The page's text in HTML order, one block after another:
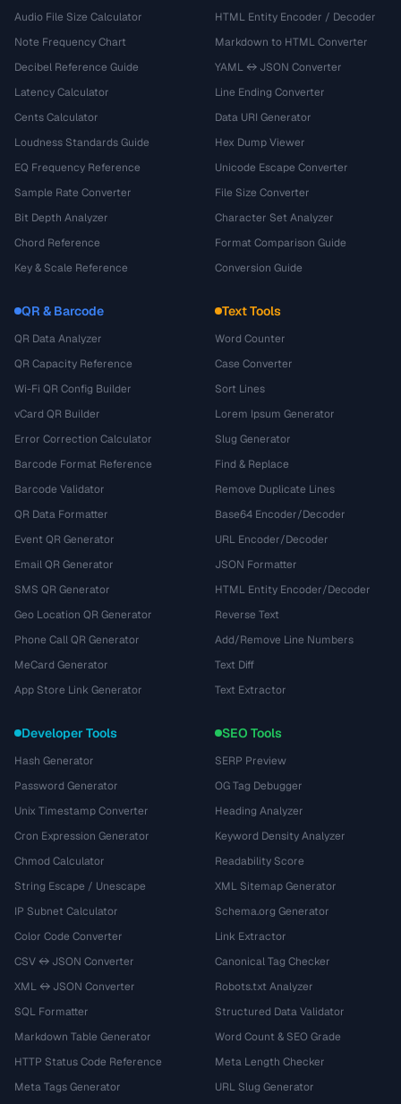
Audio File Size Calculator
Note Frequency Chart
Decibel Reference Guide
Latency Calculator
Cents Calculator
Loudness Standards Guide
EQ Frequency Reference
Sample Rate Converter
Bit Depth Analyzer
Chord Reference
Key & Scale Reference
HTML Entity Encoder / Decoder
Markdown to HTML Converter
YAML ↔ JSON Converter
Line Ending Converter
Data URI Generator
Hex Dump Viewer
Unicode Escape Converter
File Size Converter
Character Set Analyzer
Format Comparison Guide
Conversion Guide
QR & Barcode
QR Data Analyzer
QR Capacity Reference
Wi-Fi QR Config Builder
vCard QR Builder
Error Correction Calculator
Barcode Format Reference
Barcode Validator
QR Data Formatter
Event QR Generator
Email QR Generator
SMS QR Generator
Geo Location QR Generator
Phone Call QR Generator
MeCard Generator
App Store Link Generator
Text Tools
Word Counter
Case Converter
Sort Lines
Lorem Ipsum Generator
Slug Generator
Find & Replace
Remove Duplicate Lines
Base64 Encoder/Decoder
URL Encoder/Decoder
JSON Formatter
HTML Entity Encoder/Decoder
Reverse Text
Add/Remove Line Numbers
Text Diff
Text Extractor
Developer Tools
Hash Generator
Password Generator
Unix Timestamp Converter
Cron Expression Generator
Chmod Calculator
String Escape / Unescape
IP Subnet Calculator
Color Code Converter
CSV ↔ JSON Converter
XML ↔ JSON Converter
SQL Formatter
Markdown Table Generator
HTTP Status Code Reference
Meta Tags Generator
SEO Tools
SERP Preview
OG Tag Debugger
Heading Analyzer
Keyword Density Analyzer
Readability Score
XML Sitemap Generator
Schema.org Generator
Link Extractor
Canonical Tag Checker
Robots.txt Analyzer
Structured Data Validator
Word Count & SEO Grade
Meta Length Checker
URL Slug Generator